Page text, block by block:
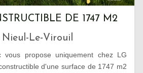
DE 1747 M2
Le-Virouil
vous propose uniquement chez LG
d'une surface de 1747 m2